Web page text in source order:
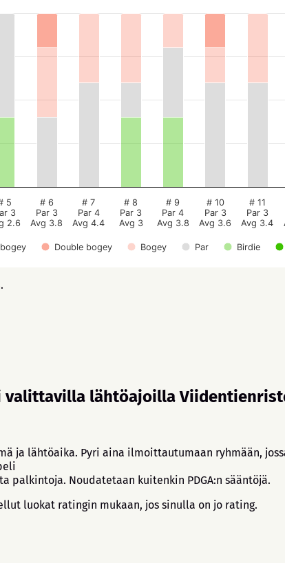
Double bogey Bogey Par Birdie
5
3
2.6
# 6
Par 3
Avg 3.8
# 7
Par 4
Avg 4.4
# 8
Par 3
Avg 3
# 9
Par 4
Avg 3.8
# 10
Par 3
Avg 3.6
# 11
Par 3
Avg 3.4
lähtöajoilla
ja lähtöaika. Pyri aina ilmoittautumaan ryhmään,
palkintoja. Noudatetaan kuitenkin PDGA:n sääntöjä.
luokat ratingin mukaan, jos sinulla on jo rating.